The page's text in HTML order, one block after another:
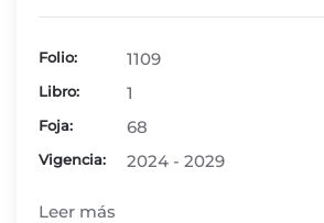
Folio: 1109
Libro: 1
Foja: 68
Vigencia: 2024 - 2029
Leer más